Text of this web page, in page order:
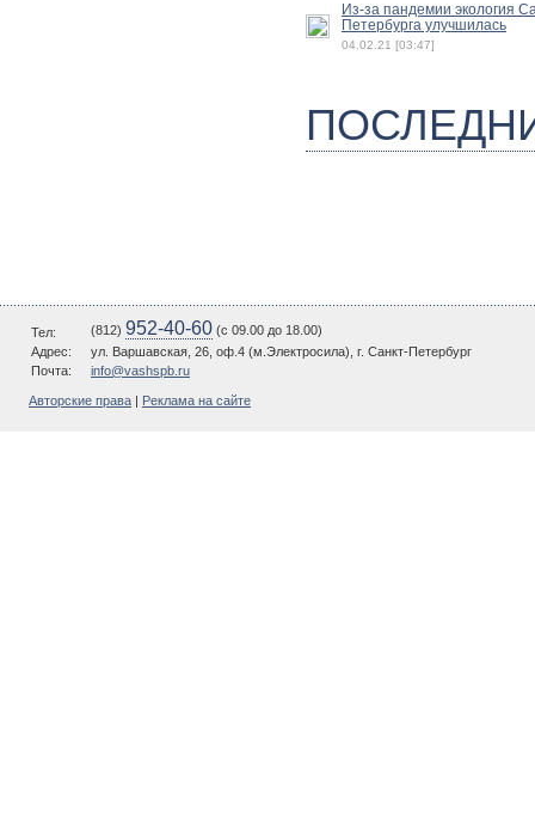
Из-за пандемии экология
Петербурга улучшилась
04.02.21 [03:47]
Тел: (812) 952-40-60 (c 09.00 до 18.00)
Адрес:
ул. Варшавская, 26, оф.4 (м.Электросила), г. Санкт-Петербург
Почта:
info@vashspb.ru
Авторские права Реклама на сайте